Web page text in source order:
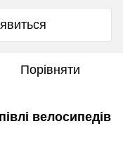
Порівняти
велосипедів